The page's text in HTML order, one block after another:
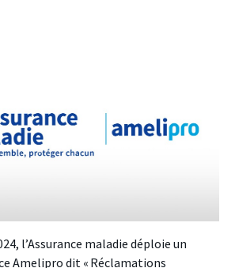
l’Assurance maladie déploie un
Amelipro dit « Réclamations